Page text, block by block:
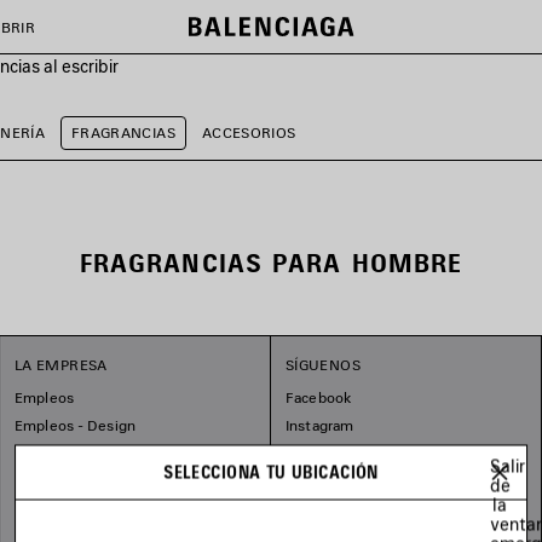
al escribir
FRAGRANCIAS ACCESORIOS
FRAGRANCIAS PARA HOMBRE
LA EMPRESA
Empleos
Empleos - Design
SÍGUENOS
Facebook
Instagram
Pinterest
SELECCIONA TU UBICACIÓN
Salir
de
la